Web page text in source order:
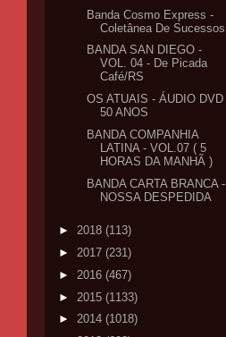
Banda Cosmo Express -
Coletânea De Sucessos
BANDA SAN DIEGO -
VOL. 04 - De Picada
Café/RS
OS ATUAIS - ÁUDIO DVD
50 ANOS
BANDA COMPANHIA
LATINA - VOL.07 ( 5
HORAS DA MANHÃ )
BANDA CARTA BRANCA -
NOSSA DESPEDIDA
► 2018 (113)
► 2017 (231)
► 2016 (467)
► 2015 (1133)
► 2014 (1018)